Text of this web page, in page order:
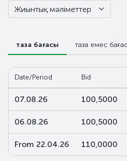
Жиынтық мәліметтер
таза бағасы таза емес
Date/Period Bid
07.08.26 100,5000
06.08.26 100,5000
From 22.04.26 110,0000